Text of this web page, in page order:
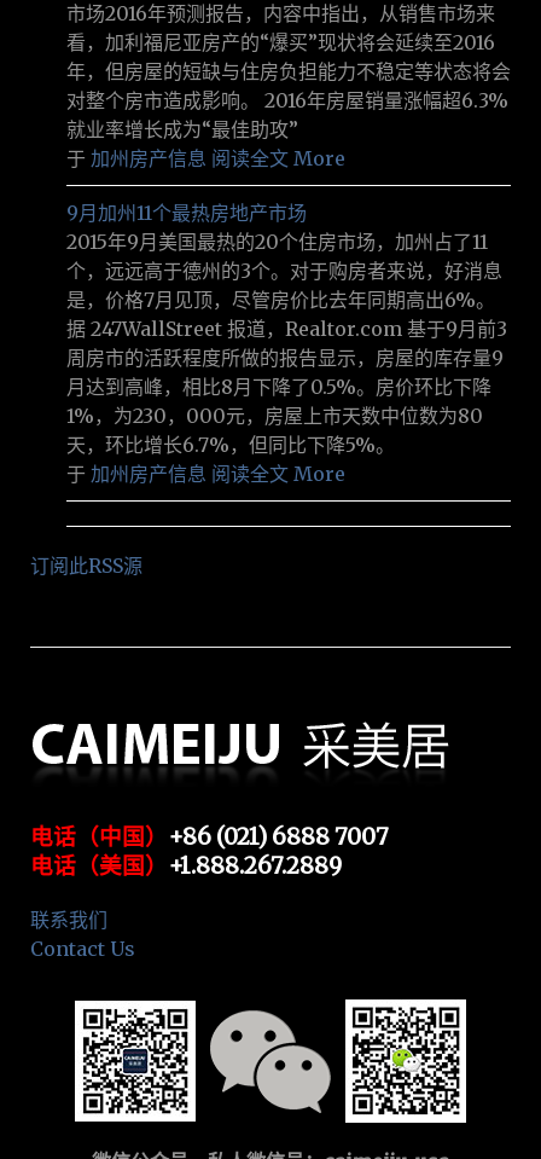
市场2016年预测报告，内容中指出，从销售市场来
看，加利福尼亚房产的“爆买”现状将会延续至2016
年，但房屋的短缺与住房负担能力不稳定等状态将会
对整个房市造成影响。 2016年房屋销量涨幅超6.3%
就业率增长成为“最佳助攻”
于 加州房产信息 阅读全文 More
9月加州11个最热房地产市场
2015年9月美国最热的20个住房市场，加州占了11
个，远远高于德州的3个。对于购房者来说，好消息
是，价格7月见顶，尽管房价比去年同期高出6%。
据 247WallStreet 报道，Realtor.com 基于9月前3
周房市的活跃程度所做的报告显示，房屋的库存量9
月达到高峰，相比8月下降了0.5%。房价环比下降
1%，为230，000元，房屋上市天数中位数为80
天，环比增长6.7%，但同比下降5%。
于 加州房产信息 阅读全文 More
订阅此RSS源
电话（中国） +86 (021) 6888 7007
电话（美国） +1.888.267.2889
联系我们
Contact Us